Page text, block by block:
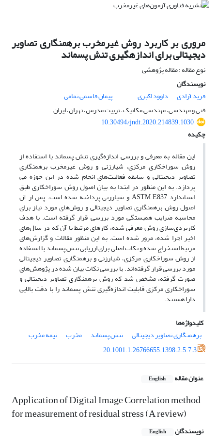
مروری بر کاربرد روش غیرمخرب برهمنگاری تصاویر
دیجیتالی برای اندازه‎گیری تنش پسماند
نوع مقاله : مقاله پژوهشی
نویسندگان
فرید آزادی
داوود اکبری
پیمان قاسمی تمامی
فنی و مهندسی، مهندسی مکانیک، تربیت مدرس، تهران، ایران
10.30494/jndt.2020.214839.1030
چکیده
این مقاله به معرفی و بررسی اندازه‌گیری تنش پسماند با استفاده از
روش سوراخکاری مرکزی، شیارزنی و روش غیرمخرب برهمنگاری
تصاویر دیجیتالی و سابقه فعالیت‌های انجام شده در این حوزه می
پردازد. به این منظور در ابتدا به بیان اصول روش سوراخکاری طبق
استاندارد ASTM E837 و شیارزنی پرداخته شده است. پس از آن
اصول روش برهمنگاری تصاویر دیجیتالی و روش‌های مورد نیاز برای
محاسبه ضرایب همبستگی مورد بررسی قرار گرفته است. با هدف
کاربردی‌سازی روش معرفی شده، کارهای مرتبط با آن که در سال‌های
اخیر اجرا شده، مرور شده است. به این منظور مقالات و گزارش‌های
مرتبط استخراج شده و نکات اصلی برای ارزیابی تنش پسماند با استفاده
از روش سوراخکاری مرکزی، شیارزنی و برهمنگاری تصاویر دیجیتالی
مورد بررسی قرار گرفته‌اند. با بررسی نکات بیان شده در پژوهش‌های
صورت گرفته، مشخص شد که روش برهمنگاری تصاویر دیجیتالی و
سوراخکاری مرکزی قابلیت اندازه‌گیری تنش پسماند را با دقت بالایی
دارا هستند.
کلیدواژه‌ها
برهمنگاری تصاویر دیجیتالی
تنش پسماند مخرب
نیمه مخرب
20.1001.1.26766655.1398.2.5.7.3
عنوان مقاله English
Application of Digital Image Correlation method
for measurement of residual stress (A review)
نویسندگان English